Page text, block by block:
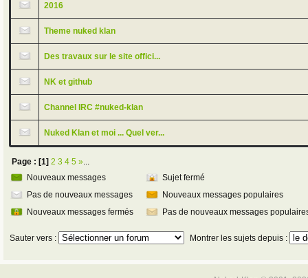
2016
Theme nuked klan
Des travaux sur le site offici...
NK et github
Channel IRC #nuked-klan
Nuked Klan et moi ... Quel ver...
Page : [1] 2 3 4 5 »...
Nouveaux messages
Sujet fermé
Pas de nouveaux messages
Nouveaux messages populaires
Nouveaux messages fermés
Pas de nouveaux messages
Sauter vers : Montrer les sujets depuis :